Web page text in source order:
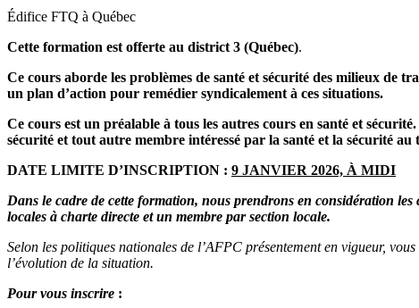
Édifice FTQ à Québec
Cette formation est offerte au district 3 (Québec).
Ce cours aborde les problèmes de santé et sécurité des milieux de
un plan d’action pour remédier syndicalement à ces situations.
Ce cours est un préalable à tous les autres cours en santé et
sécurité et tout autre membre intéressé par la santé et la sécurité au
DATE LIMITE D’INSCRIPTION : 9 JANVIER 2026, À MIDI
Dans le cadre de cette formation, nous prendrons en considération les
locales à charte directe et un membre par section locale.
Selon les politiques nationales de l’AFPC présentement en vigueur,
l’évolution de la situation.
Pour vous inscrire :